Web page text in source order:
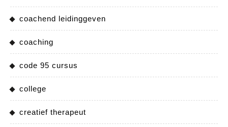
coachend leidinggeven
coaching
code 95 cursus
college
creatief therapeut